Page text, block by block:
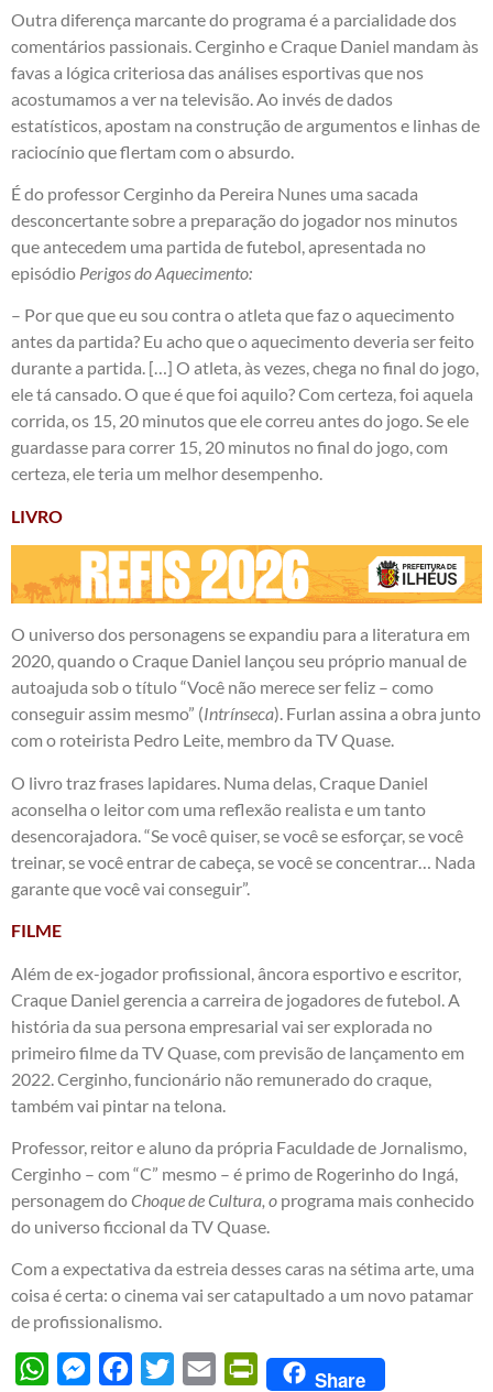
Outra diferença marcante do programa é a parcialidade dos
comentários passionais. Cerginho e Craque Daniel mandam às
favas a lógica criteriosa das análises esportivas que nos
acostumamos a ver na televisão. Ao invés de dados
estatísticos, apostam na construção de argumentos e linhas de
raciocínio que flertam com o absurdo.
É do professor Cerginho da Pereira Nunes uma sacada
desconcertante sobre a preparação do jogador nos minutos
que antecedem uma partida de futebol, apresentada no
episódio Perigos do Aquecimento:
– Por que que eu sou contra o atleta que faz o aquecimento
antes da partida? Eu acho que o aquecimento deveria ser feito
durante a partida. […] O atleta, às vezes, chega no final do jogo,
ele tá cansado. O que é que foi aquilo? Com certeza, foi aquela
corrida, os 15, 20 minutos que ele correu antes do jogo. Se ele
guardasse para correr 15, 20 minutos no final do jogo, com
certeza, ele teria um melhor desempenho.
LIVRO
O universo dos personagens se expandiu para a literatura em
2020, quando o Craque Daniel lançou seu próprio manual de
autoajuda sob o título “Você não merece ser feliz – como
conseguir assim mesmo” (Intrínseca). Furlan assina a obra junto
com o roteirista Pedro Leite, membro da TV Quase.
O livro traz frases lapidares. Numa delas, Craque Daniel
aconselha o leitor com uma reflexão realista e um tanto
desencorajadora. “Se você quiser, se você se esforçar, se você
treinar, se você entrar de cabeça, se você se concentrar… Nada
garante que você vai conseguir”.
FILME
Além de ex-jogador profissional, âncora esportivo e escritor,
Craque Daniel gerencia a carreira de jogadores de futebol. A
história da sua persona empresarial vai ser explorada no
primeiro filme da TV Quase, com previsão de lançamento em
2022. Cerginho, funcionário não remunerado do craque,
também vai pintar na telona.
Professor, reitor e aluno da própria Faculdade de Jornalismo,
Cerginho – com “C” mesmo – é primo de Rogerinho do Ingá,
personagem doChoque de Cultura, o programa mais conhecido
do universo ficcional da TV Quase.
Com a expectativa da estreia desses caras na sétima arte, uma
coisa é certa: o cinema vai ser catapultado a um novo patamar
de profissionalismo.
WhatsAppMessengerFacebook
Twitter Email PrintFriendly
Share